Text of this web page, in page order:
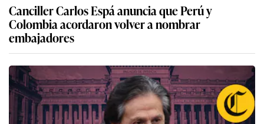
Canciller Carlos Espá anuncia que Perú y
Colombia acordaron volver a nombrar
embajadores